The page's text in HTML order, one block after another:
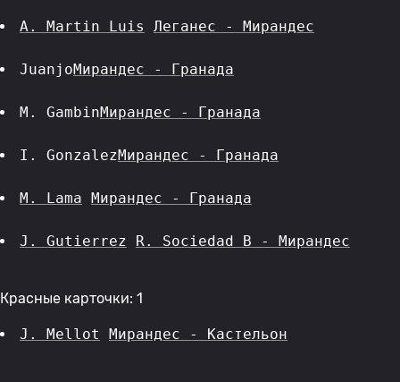
A. Martin Luis Леганес - Мирандес
JuanjoМирандес - Гранада
M. GambinМирандес - Гранада
I. GonzalezМирандес - Гранада
M. Lama Мирандес - Гранада
J. Gutierrez R. Sociedad B - Мирандес
Красные карточки: 1
J. Mellot Мирандес - Кастельон